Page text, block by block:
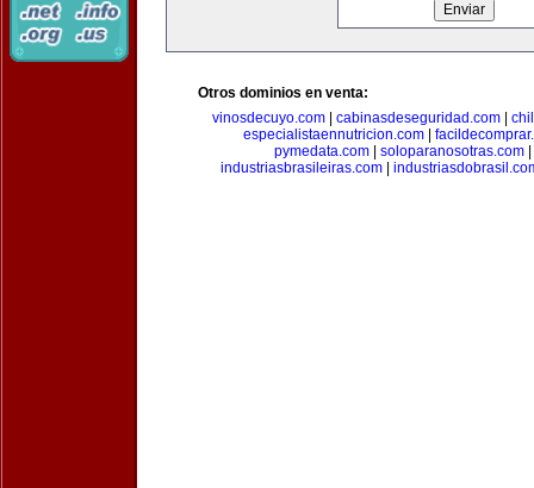
Otros dominios en venta:
vinosdecuyo.com| cabinasdeseguridad.com|
especialistaennutricion.com|
pymedata.com
soloparanosotras.com
industriasbrasileiras.com|